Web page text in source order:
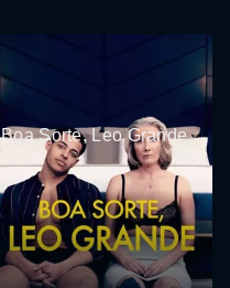
Boa Sorte, Leo Grande